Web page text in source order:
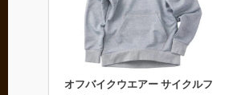
オフバイクウエアー サイクルフ